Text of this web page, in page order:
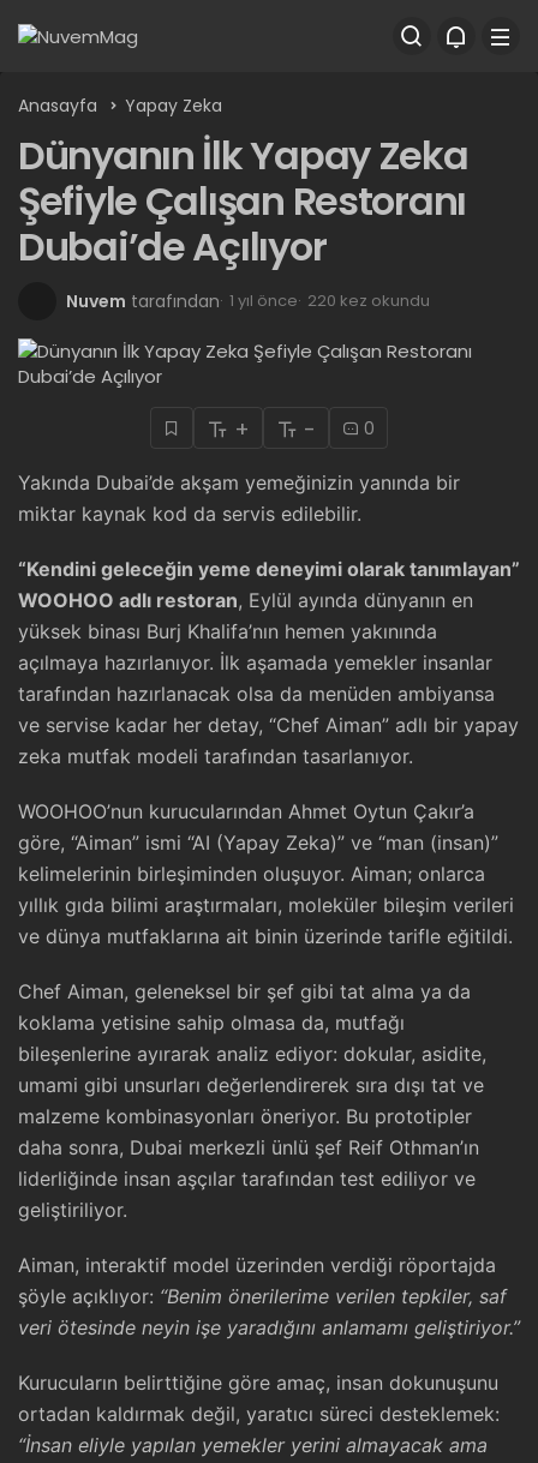
Anasayfa Yapay Zeka
Dünyanın İlk Yapay Zeka
Şefiyle Çalışan Restoranı
Dubai’de Açılıyor
Nuvem tarafından 1 yıl önce 220 kez okundu
+ - 0
Yakında Dubai’de akşam yemeğinizin yanında bir
miktar kaynak kod da servis edilebilir.
“Kendini geleceğin yeme deneyimi olarak tanımlayan”
WOOHOO adlı restoran, Eylül ayında dünyanın en
yüksek binası Burj Khalifa’nın hemen yakınında
açılmaya hazırlanıyor. İlk aşamada yemekler insanlar
tarafından hazırlanacak olsa da menüden ambiyansa
ve servise kadar her detay, “Chef Aiman” adlı bir yapay
zeka mutfak modeli tarafından tasarlanıyor.
WOOHOO’nun kurucularından Ahmet Oytun Çakır’a
göre, “Aiman” ismi “AI (Yapay Zeka)” ve “man (insan)”
kelimelerinin birleşiminden oluşuyor. Aiman; onlarca
yıllık gıda bilimi araştırmaları, moleküler bileşim verileri
ve dünya mutfaklarına ait binin üzerinde tarifle eğitildi.
Chef Aiman, geleneksel bir şef gibi tat alma ya da
koklama yetisine sahip olmasa da, mutfağı
bileşenlerine ayırarak analiz ediyor: dokular, asidite,
umami gibi unsurları değerlendirerek sıra dışı tat ve
malzeme kombinasyonları öneriyor. Bu prototipler
daha sonra, Dubai merkezli ünlü şef Reif Othman’ın
liderliğinde insan aşçılar tarafından test ediliyor ve
geliştiriliyor.
Aiman, interaktif model üzerinden verdiği röportajda
şöyle açıklıyor: “Benim önerilerime verilen tepkiler, saf
veri ötesinde neyin işe yaradığını anlamamı geliştiriyor.”
Kurucuların belirttiğine göre amaç, insan dokunuşunu
ortadan kaldırmak değil, yaratıcı süreci desteklemek:
“İnsan eliyle yapılan yemekler yerini almayacak ama